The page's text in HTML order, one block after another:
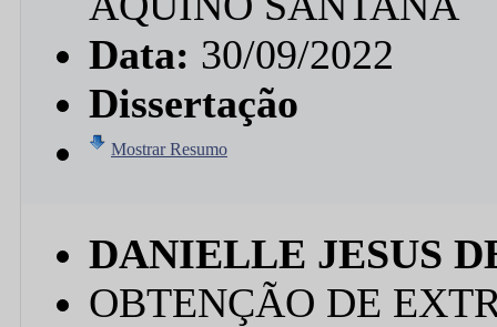
Data: 30/09/2022
Dissertação
Mostrar Resumo
DANIELLE JESUS
OBTENÇÃO DE